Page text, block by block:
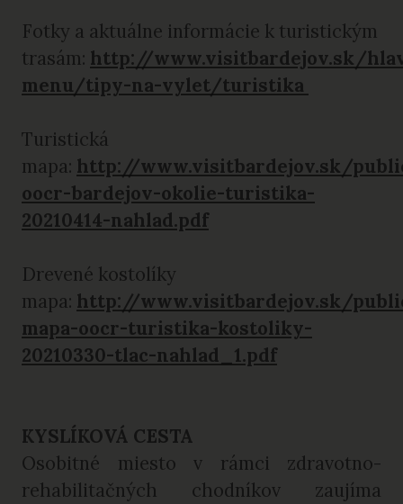
Fotky a aktuálne informácie k turistickým
trasám: http://www.visitbardejov.sk/
menu/tipy-na-vylet/turistika
Turistická
mapa: http://www.visitbardejov.sk/
oocr-bardejov-okolie-turistika-
20210414-nahlad.pdf
Drevené kostolíky
mapa: http://www.visitbardejov.sk/
mapa-oocr-turistika-kostoliky-
20210330-tlac-nahlad_1.pdf
KYSLÍKOVÁ CESTA
Osobitné miesto v rámci zdravotno-
rehabilitačných chodníkov zaujíma